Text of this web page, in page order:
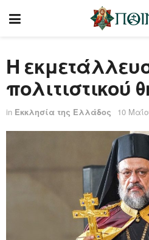
Η
πολιτιστικού
in Εκκλησία της Ελλάδος 10